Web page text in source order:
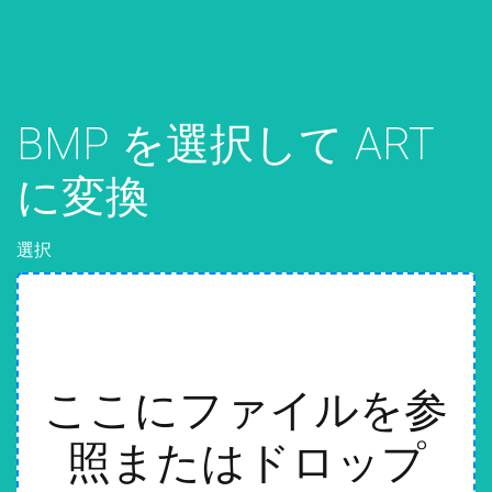
BMP を選択して ART
に変換
選択
ここにファイルを参
照またはドロップ